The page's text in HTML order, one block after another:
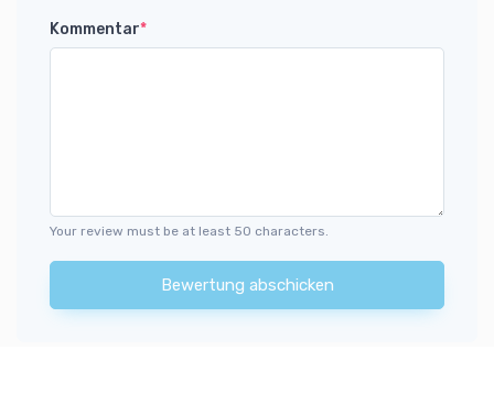
Kommentar*
Your review must be at least 50 characters.
Bewertung abschicken